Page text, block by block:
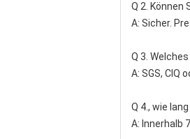
Q 2. Können
A: Sicher.
Q 3.
A: SGS, CIQ
Q 4., wie
A: Innerhalb